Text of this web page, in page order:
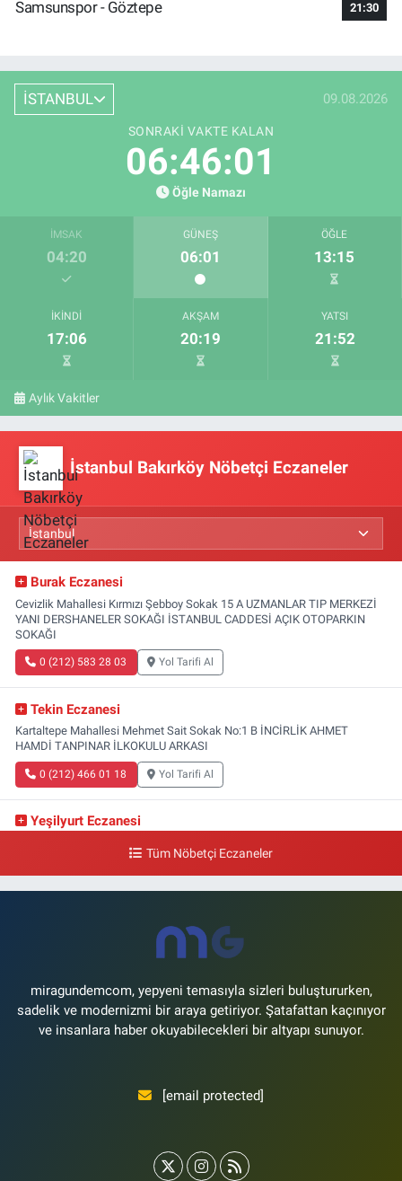
Samsunspor - Göztepe
21:30
İSTANBUL 09.08.2026
SONRAKI VAKTE KALAN
06:46:00
Öğle Namazı
İMSAK
04:20
GÜNEŞ
06:01
ÖĞLE
13:15
İKINDI
17:06
AKŞAM
20:19
YATSI
21:52
Aylık Vakitler
İstanbul Bakırköy Nöbetçi Eczaneler
Burak Eczanesi
Cevizlik Mahallesi Kırmızı Şebboy Sokak 15 A UZMANLAR TIP MERKEZİ
YANI DERSHANELER SOKAĞI İSTANBUL CADDESİ AÇIK OTOPARKIN
SOKAĞI
0 (212) 583 28 03 Yol Tarifi Al
Tekin Eczanesi
Kartaltepe Mahallesi Mehmet Sait Sokak No:1 B İNCİRLİK AHMET
HAMDİ TANPINAR İLKOKULU ARKASI
0 (212) 466 01 18 Yol Tarifi Al
Yeşilyurt Eczanesi
Şenlikköy Mahallesi Eski Halkalı Caddesi 33 Akvaryum Yanı Akua Florya
0 (212) 574 24 20
Tüm Nöbetçi Eczaneler
miragundemcom, yepyeni temasıyla sizleri buluştururken,
sadelik ve modernizmi bir araya getiriyor. Şatafattan kaçınıyor
ve insanlara haber okuyabilecekleri bir altyapı sunuyor.
[email protected]